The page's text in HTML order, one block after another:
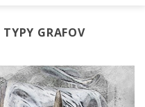
TYPY GRAFOV